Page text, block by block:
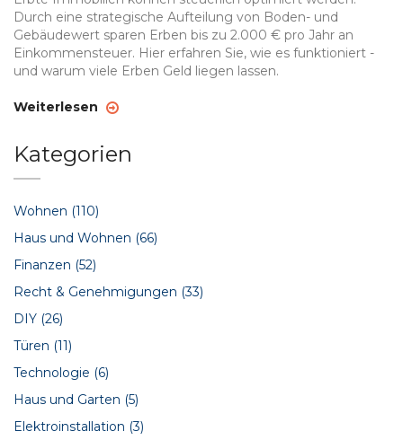
Durch eine strategische Aufteilung von Boden- und
Gebäudewert sparen Erben bis zu 2.000 € pro Jahr an
Einkommensteuer. Hier erfahren Sie, wie es funktioniert -
und warum viele Erben Geld liegen lassen.
Weiterlesen
Kategorien
Wohnen (110)
Haus und Wohnen (66)
Finanzen (52)
Recht & Genehmigungen (33)
DIY (26)
Türen (11)
Technologie (6)
Haus und Garten (5)
Elektroinstallation (3)